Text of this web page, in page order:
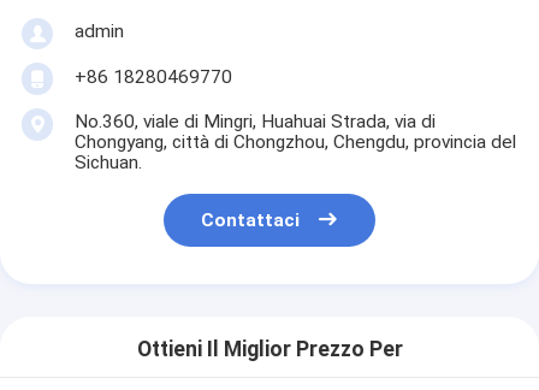
admin
+86 18280469770
No.360, viale di Mingri, Huahuai Strada, via di
Chongyang, città di Chongzhou, Chengdu, provincia del
Sichuan.
Contattaci
Ottieni Il Miglior Prezzo Per